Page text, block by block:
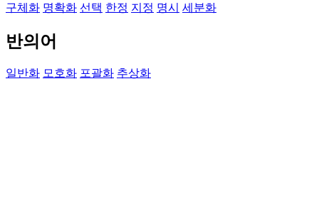
구체화 명확화 선택 한정 지정 명시 세분화
반의어
일반화 모호화 포괄화 추상화